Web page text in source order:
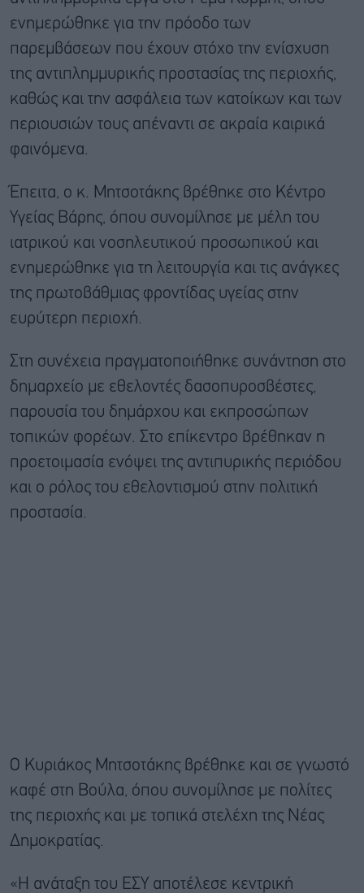
ενημερώθηκε για την πρόοδο των
παρεμβάσεων που έχουν στόχο την ενίσχυση
της αντιπλημμυρικής προστασίας της περιοχής,
καθώς και την ασφάλεια των κατοίκων και των
περιουσιών τους απέναντι σε ακραία καιρικά
φαινόμενα.
Έπειτα, ο κ. Μητσοτάκης βρέθηκε στο Κέντρο
Υγείας Βάρης, όπου συνομίλησε με μέλη του
ιατρικού και νοσηλευτικού προσωπικού και
ενημερώθηκε για τη λειτουργία και τις ανάγκες
της πρωτοβάθμιας φροντίδας υγείας στην
ευρύτερη περιοχή.
Στη συνέχεια πραγματοποιήθηκε συνάντηση στο
δημαρχείο με εθελοντές δασοπυροσβέστες,
παρουσία του δημάρχου και εκπροσώπων
τοπικών φορέων. Στο επίκεντρο βρέθηκαν η
προετοιμασία ενόψει της αντιπυρικής περιόδου
και ο ρόλος του εθελοντισμού στην πολιτική
προστασία.
Ο Κυριάκος Μητσοτάκης βρέθηκε και σε γνωστό
καφέ στη Βούλα, όπου συνομίλησε με πολίτες
της περιοχής και με τοπικά στελέχη της Νέας
Δημοκρατίας.
«Η ανάταξη του ΕΣΥ αποτέλεσε κεντρική